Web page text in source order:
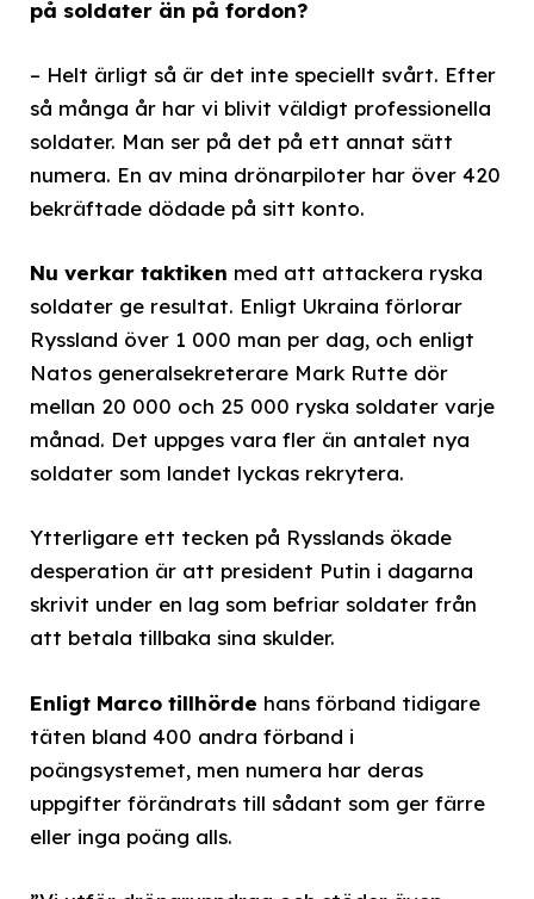
på soldater än på fordon?
– Helt ärligt så är det inte speciellt svårt. Efter
så många år har vi blivit väldigt professionella
soldater. Man ser på det på ett annat sätt
numera. En av mina drönarpiloter har över 420
bekräftade dödade på sitt konto.
Nu verkar taktiken med att attackera ryska
soldater ge resultat. Enligt Ukraina förlorar
Ryssland över 1 000 man per dag, och enligt
Natos generalsekreterare Mark Rutte dör
mellan 20 000 och 25 000 ryska soldater varje
månad. Det uppges vara fler än antalet nya
soldater som landet lyckas rekrytera.
Ytterligare ett tecken på Rysslands ökade
desperation är att president Putin i dagarna
skrivit under en lag som befriar soldater från
att betala tillbaka sina skulder.
Enligt Marco tillhörde hans förband tidigare
täten bland 400 andra förband i
poängsystemet, men numera har deras
uppgifter förändrats till sådant som ger färre
eller inga poäng alls.